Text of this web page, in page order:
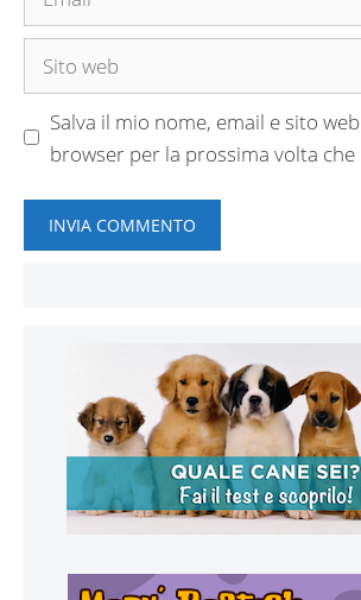
Sito
Salva il mio nome, email e sito
browser per la prossima volta